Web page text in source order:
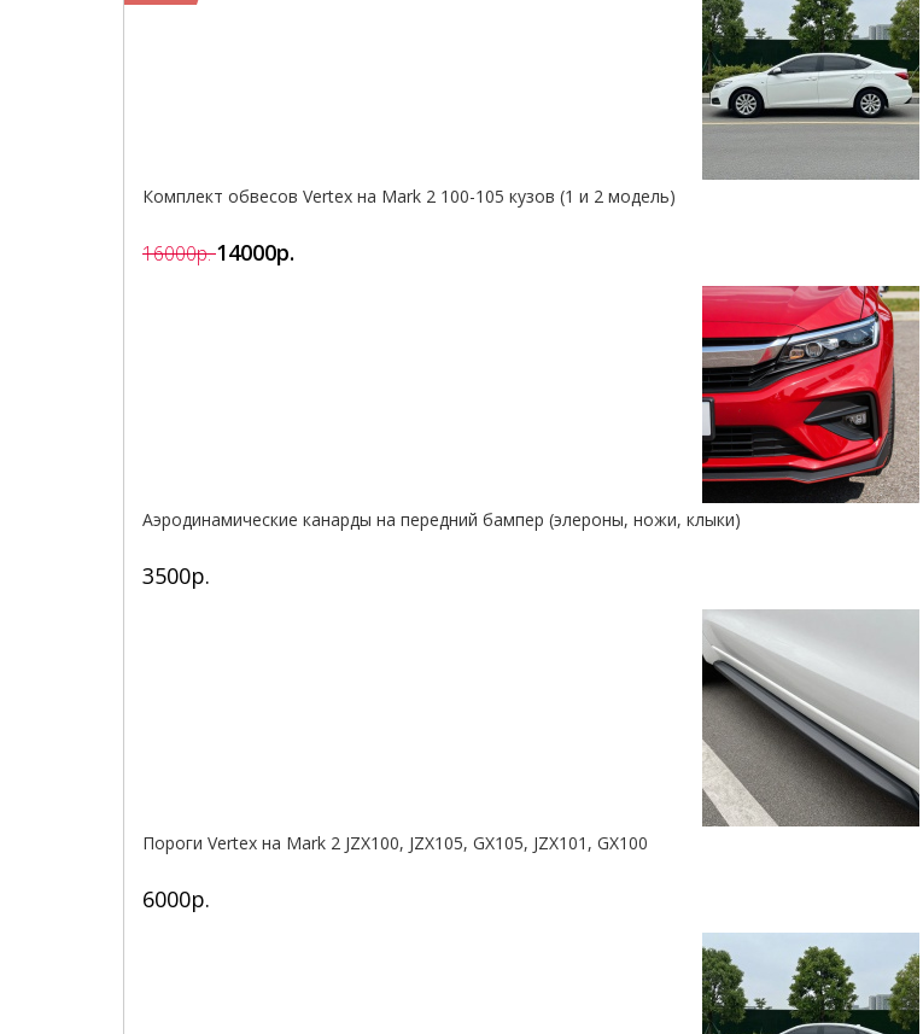
Комплект обвесов Vertex на Mark 2 100-105 кузов (1 и 2 модель)
16000р.14000р.
Аэродинамические канарды на передний бампер (элероны, ножи, клыки)
3500р.
Пороги Vertex на Mark 2 JZX100, JZX105, GX105, JZX101, GX100
6000р.